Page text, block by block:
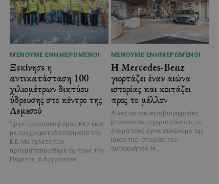
ΜΈΝΟΥΜΕ ΕΝΗΜΕΡΩΜΈΝΟΙ
Ξεκίνησε η
αντικατάσταση 100
χιλιομέτρων δικτύου
ύδρευσης στο κέντρο της
Λεμεσού
Έργο προϋπολογισμού €9,2 εκατ.
με συγχρηματοδότηση από την
Ε.Ε. Με τελετή που
πραγματοποιήθηκε το πρωί της
Πέμπτης, 6 Αυγούστου...
ΜΈΝΟΥΜΕ ΕΝΗΜΕΡΩΜΈΝΟΙ
Η Mercedes-Benz
γιορτάζει έναν αιώνα
ιστορίας και κοιτάζει
προς το μέλλον
Λίγες αυτοκινητοβιομηχανίες
μπορούν να ισχυριστούν ότι το
όνομά τους έγινε συνώνυμο της
ίδιας της ιστορίας του
αυτοκινήτου. Η...